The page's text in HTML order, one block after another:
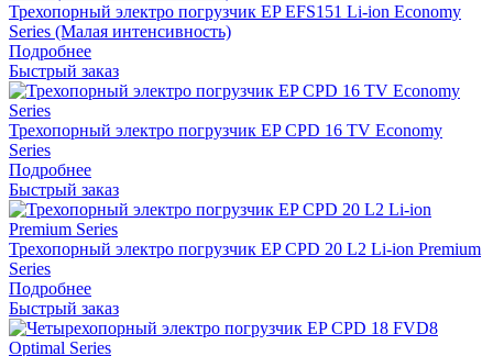
Трехопорный электро погрузчик EP EFS151 Li-ion Economy
Series (Малая интенсивность)
Подробнее
Быстрый заказ
Трехопорный электро погрузчик EP CPD 16 TV Economy
Series
Подробнее
Быстрый заказ
Трехопорный электро погрузчик EP CPD 20 L2 Li-ion Premium
Series
Подробнее
Быстрый заказ